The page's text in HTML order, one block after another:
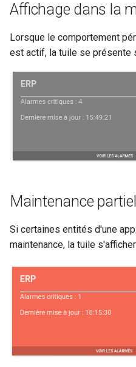
Affichage dans la
Lorsque le comportement
est actif, la tuile se présente
Maintenance
Si certaines entités d'une
maintenance, la tuile